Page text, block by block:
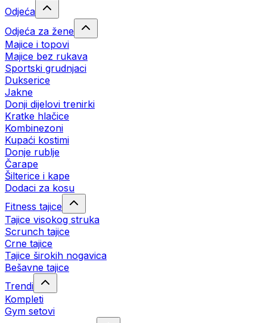
Odjeća
Odjeća za žene
Majice i topovi
Majice bez rukava
Sportski grudnjaci
Dukserice
Jakne
Donji dijelovi trenirki
Kratke hlačice
Kombinezoni
Kupaći kostimi
Donje rublje
Čarape
Šilterice i kape
Dodaci za kosu
Fitness tajice
Tajice visokog struka
Scrunch tajice
Crne tajice
Tajice širokih nogavica
Bešavne tajice
Trendi
Kompleti
Gym setovi